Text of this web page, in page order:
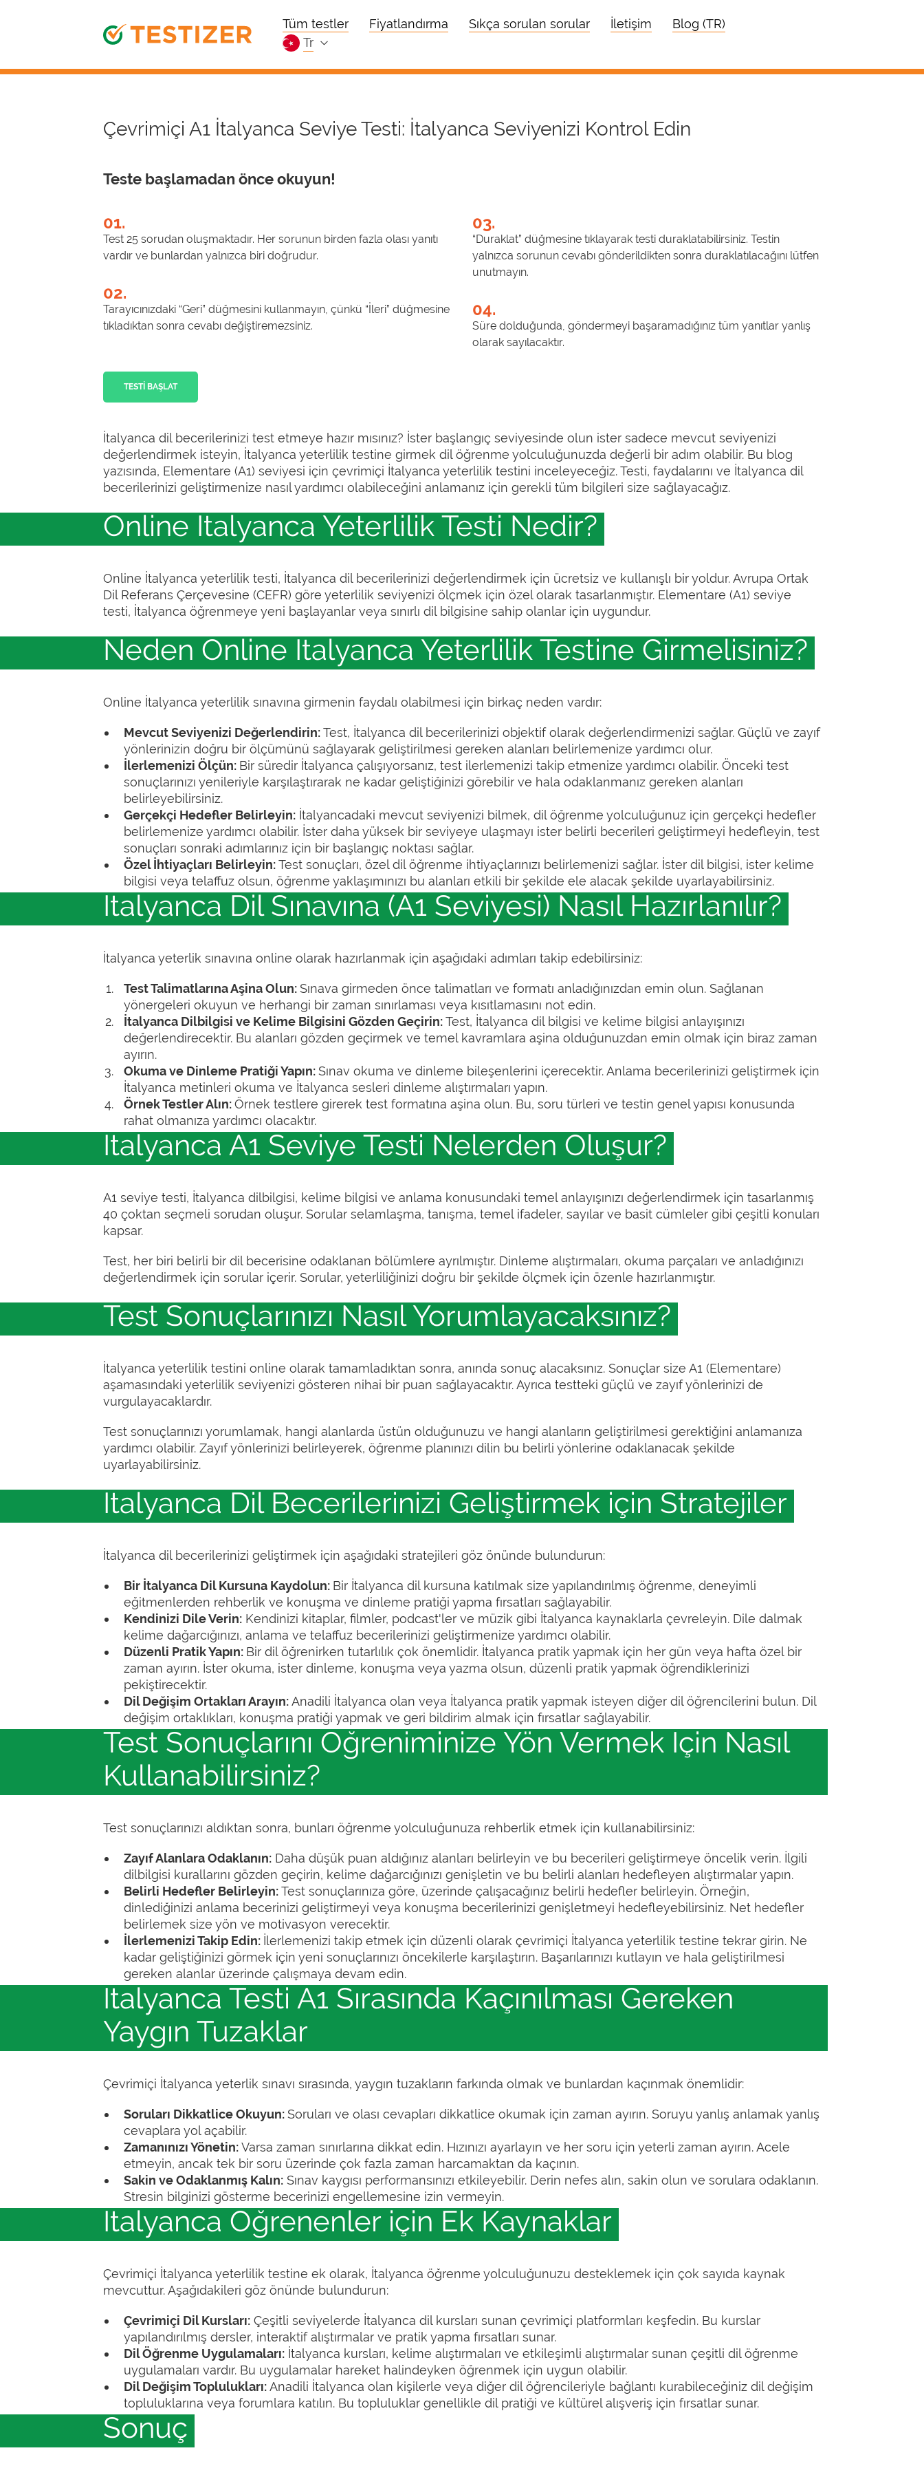
Tüm testler Fiyatlandırma Sıkça sorulan sorular İletişim
Blog (TR)
tr
Çevrimiçi A1 İtalyanca Seviye Testi: İtalyanca Seviyenizi Kontrol Edin
Teste başlamadan önce okuyun!
01.
Test 25 sorudan oluşmaktadır. Her sorunun birden fazla olası yanıtı
vardır ve bunlardan yalnızca biri doğrudur.
02.
Tarayıcınızdaki “Geri” düğmesini kullanmayın, çünkü “İleri” düğmesine
tıkladıktan sonra cevabı değiştiremezsiniz.
03.
“Duraklat” düğmesine tıklayarak testi duraklatabilirsiniz. Testin
yalnızca sorunun cevabı gönderildikten sonra duraklatılacağını lütfen
unutmayın.
04.
Süre dolduğunda, göndermeyi başaramadığınız tüm yanıtlar yanlış
olarak sayılacaktır.
TESTI BAŞLAT
İtalyanca dil becerilerinizi test etmeye hazır mısınız? İster başlangıç seviyesinde olun ister sadece mevcut seviyenizi
değerlendirmek isteyin, İtalyanca yeterlilik testine girmek dil öğrenme yolculuğunuzda değerli bir adım olabilir. Bu blog
yazısında, Elementare (A1) seviyesi için çevrimiçi İtalyanca yeterlilik testini inceleyeceğiz. Testi, faydalarını ve İtalyanca dil
becerilerinizi geliştirmenize nasıl yardımcı olabileceğini anlamanız için gerekli tüm bilgileri size sağlayacağız.
Online İtalyanca Yeterlilik Testi Nedir?
Online İtalyanca yeterlilik testi, İtalyanca dil becerilerinizi değerlendirmek için ücretsiz ve kullanışlı bir yoldur. Avrupa Ortak
Dil Referans Çerçevesine (CEFR) göre yeterlilik seviyenizi ölçmek için özel olarak tasarlanmıştır. Elementare (A1) seviye
testi, İtalyanca öğrenmeye yeni başlayanlar veya sınırlı dil bilgisine sahip olanlar için uygundur.
Neden Online İtalyanca Yeterlilik Testine Girmelisiniz?
Online İtalyanca yeterlilik sınavına girmenin faydalı olabilmesi için birkaç neden vardır:
Mevcut Seviyenizi Değerlendirin:Test, İtalyanca dil becerilerinizi objektif olarak değerlendirmenizi sağlar. Güçlü ve zayıf
yönlerinizin doğru bir ölçümünü sağlayarak geliştirilmesi gereken alanları belirlemenize yardımcı olur.
İlerlemenizi Ölçün: Bir süredir İtalyanca çalışıyorsanız, test ilerlemenizi takip etmenize yardımcı olabilir. Önceki test
sonuçlarınızı yenileriyle karşılaştırarak ne kadar geliştiğinizi görebilir ve hala odaklanmanız gereken alanları
belirleyebilirsiniz.
Gerçekçi Hedefler Belirleyin: İtalyancadaki mevcut seviyenizi bilmek, dil öğrenme yolculuğunuz için gerçekçi hedefler
belirlemenize yardımcı olabilir. İster daha yüksek bir seviyeye ulaşmayı ister belirli becerileri geliştirmeyi hedefleyin, test
sonuçları sonraki adımlarınız için bir başlangıç noktası sağlar.
Özel İhtiyaçları Belirleyin:Test sonuçları, özel dil öğrenme ihtiyaçlarınızı belirlemenizi sağlar. İster dil bilgisi, ister kelime
bilgisi veya telaffuz olsun, öğrenme yaklaşımınızı bu alanları etkili bir şekilde ele alacak şekilde uyarlayabilirsiniz.
İtalyanca Dil Sınavına (A1 Seviyesi) Nasıl Hazırlanılır?
İtalyanca yeterlik sınavına online olarak hazırlanmak için aşağıdaki adımları takip edebilirsiniz:
Test Talimatlarına Aşina Olun:Sınava girmeden önce talimatları ve formatı anladığınızdan emin olun. Sağlanan
yönergeleri okuyun ve herhangi bir zaman sınırlaması veya kısıtlamasını not edin.
İtalyanca Dilbilgisi ve Kelime Bilgisini Gözden Geçirin:Test, İtalyanca dil bilgisi ve kelime bilgisi anlayışınızı
değerlendirecektir. Bu alanları gözden geçirmek ve temel kavramlara aşina olduğunuzdan emin olmak için biraz zaman
ayırın.
Okuma ve Dinleme Pratiği Yapın:Sınav okuma ve dinleme bileşenlerini içerecektir. Anlama becerilerinizi geliştirmek için
İtalyanca metinleri okuma ve İtalyanca sesleri dinleme alıştırmaları yapın.
Örnek Testler Alın:Örnek testlere girerek test formatına aşina olun. Bu, soru türleri ve testin genel yapısı konusunda
rahat olmanıza yardımcı olacaktır.
İtalyanca A1 Seviye Testi Nelerden Oluşur?
A1 seviye testi, İtalyanca dilbilgisi, kelime bilgisi ve anlama konusundaki temel anlayışınızı değerlendirmek için tasarlanmış
40 çoktan seçmeli sorudan oluşur. Sorular selamlaşma, tanışma, temel ifadeler, sayılar ve basit cümleler gibi çeşitli konuları
kapsar.
Test, her biri belirli bir dil becerisine odaklanan bölümlere ayrılmıştır. Dinleme alıştırmaları, okuma parçaları ve anladığınızı
değerlendirmek için sorular içerir. Sorular, yeterliliğinizi doğru bir şekilde ölçmek için özenle hazırlanmıştır.
Test Sonuçlarınızı Nasıl Yorumlayacaksınız?
İtalyanca yeterlilik testini online olarak tamamladıktan sonra, anında sonuç alacaksınız. Sonuçlar size A1 (Elementare)
aşamasındaki yeterlilik seviyenizi gösteren nihai bir puan sağlayacaktır. Ayrıca testteki güçlü ve zayıf yönlerinizi de
vurgulayacaklardır.
Test sonuçlarınızı yorumlamak, hangi alanlarda üstün olduğunuzu ve hangi alanların geliştirilmesi gerektiğini anlamanıza
yardımcı olabilir. Zayıf yönlerinizi belirleyerek, öğrenme planınızı dilin bu belirli yönlerine odaklanacak şekilde
uyarlayabilirsiniz.
İtalyanca Dil Becerilerinizi Geliştirmek için Stratejiler
İtalyanca dil becerilerinizi geliştirmek için aşağıdaki stratejileri göz önünde bulundurun:
Bir İtalyanca Dil Kursuna Kaydolun: Bir İtalyanca dil kursuna katılmak size yapılandırılmış öğrenme, deneyimli
eğitmenlerden rehberlik ve konuşma ve dinleme pratiği yapma fırsatları sağlayabilir.
Kendinizi Dile Verin: Kendinizi kitaplar, filmler, podcast'ler ve müzik gibi İtalyanca kaynaklarla çevreleyin. Dile dalmak
kelime dağarcığınızı, anlama ve telaffuz becerilerinizi geliştirmenize yardımcı olabilir.
Düzenli Pratik Yapın: Bir dil öğrenirken tutarlılık çok önemlidir. İtalyanca pratik yapmak için her gün veya hafta özel bir
zaman ayırın. İster okuma, ister dinleme, konuşma veya yazma olsun, düzenli pratik yapmak öğrendiklerinizi
pekiştirecektir.
Dil Değişim Ortakları Arayın:Anadili İtalyanca olan veya İtalyanca pratik yapmak isteyen diğer dil öğrencilerini bulun. Dil
değişim ortaklıkları, konuşma pratiği yapmak ve geri bildirim almak için fırsatlar sağlayabilir.
Test Sonuçlarını Öğreniminize Yön Vermek İçin Nasıl
Kullanabilirsiniz?
Test sonuçlarınızı aldıktan sonra, bunları öğrenme yolculuğunuza rehberlik etmek için kullanabilirsiniz:
Zayıf Alanlara Odaklanın: Daha düşük puan aldığınız alanları belirleyin ve bu becerileri geliştirmeye öncelik verin. İlgili
dilbilgisi kurallarını gözden geçirin, kelime dağarcığınızı genişletin ve bu belirli alanları hedefleyen alıştırmalar yapın.
Belirli Hedefler Belirleyin:Test sonuçlarınıza göre, üzerinde çalışacağınız belirli hedefler belirleyin. Örneğin,
dinlediğinizi anlama becerinizi geliştirmeyi veya konuşma becerilerinizi genişletmeyi hedefleyebilirsiniz. Net hedefler
belirlemek size yön ve motivasyon verecektir.
İlerlemenizi Takip Edin: İlerlemenizi takip etmek için düzenli olarak çevrimiçi İtalyanca yeterlilik testine tekrar girin. Ne
kadar geliştiğinizi görmek için yeni sonuçlarınızı öncekilerle karşılaştırın. Başarılarınızı kutlayın ve hala geliştirilmesi
gereken alanlar üzerinde çalışmaya devam edin.
İtalyanca Testi A1 Sırasında Kaçınılması Gereken
Yaygın Tuzaklar
Çevrimiçi İtalyanca yeterlik sınavı sırasında, yaygın tuzakların farkında olmak ve bunlardan kaçınmak önemlidir:
Soruları Dikkatlice Okuyun:Soruları ve olası cevapları dikkatlice okumak için zaman ayırın. Soruyu yanlış anlamak yanlış
cevaplara yol açabilir.
Zamanınızı Yönetin:Varsa zaman sınırlarına dikkat edin. Hızınızı ayarlayın ve her soru için yeterli zaman ayırın. Acele
etmeyin, ancak tek bir soru üzerinde çok fazla zaman harcamaktan da kaçının.
Sakin ve Odaklanmış Kalın: Sınav kaygısı performansınızı etkileyebilir. Derin nefes alın, sakin olun ve sorulara odaklanın.
Stresin bilginizi gösterme becerinizi engellemesine izin vermeyin.
İtalyanca Öğrenenler için Ek Kaynaklar
Çevrimiçi İtalyanca yeterlilik testine ek olarak, İtalyanca öğrenme yolculuğunuzu desteklemek için çok sayıda kaynak
mevcuttur. Aşağıdakileri göz önünde bulundurun:
Çevrimiçi Dil Kursları: Çeşitli seviyelerde İtalyanca dil kursları sunan çevrimiçi platformları keşfedin. Bu kurslar
yapılandırılmış dersler, interaktif alıştırmalar ve pratik yapma fırsatları sunar.
Dil Öğrenme Uygulamaları: İtalyanca kursları, kelime alıştırmaları ve etkileşimli alıştırmalar sunan çeşitli dil öğrenme
uygulamaları vardır. Bu uygulamalar hareket halindeyken öğrenmek için uygun olabilir.
Dil Değişim Toplulukları:Anadili İtalyanca olan kişilerle veya diğer dil öğrencileriyle bağlantı kurabileceğiniz dil değişim
topluluklarına veya forumlara katılın. Bu topluluklar genellikle dil pratiği ve kültürel alışveriş için fırsatlar sunar.
Sonuç